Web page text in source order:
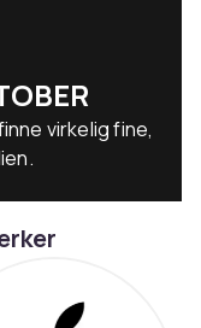
virkelig fine,